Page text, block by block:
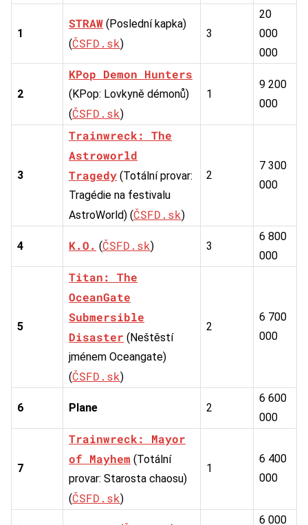
1
STRAW (Poslední kapka)
(ČSFD.sk)
3
20
000
000
2
KPop Demon Hunters
(KPop: Lovkyně démonů)
(ČSFD.sk)
1
9 200
000
3
Trainwreck: The
Astroworld
Tragedy (Totální provar:
Tragédie na festivalu
AstroWorld) (ČSFD.sk)
2
7 300
000
4 K.O. (ČSFD.sk) 3
6 800
000
5
Titan: The
OceanGate
Submersible
Disaster (Neštěstí
jménem Oceangate)
(ČSFD.sk)
2
6 700
000
6 Plane 2
6 600
000
7
Trainwreck: Mayor
of Mayhem (Totální
provar: Starosta chaosu)
(ČSFD.sk)
1
6 400
000
6 000